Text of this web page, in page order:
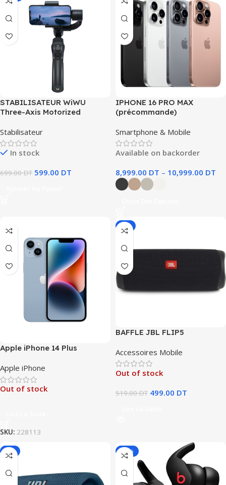
STABILISATEUR WiWU
Three-Axis Motorized
Stabilisateur
In stock
699.00DT 599.00 DT
IPHONE 16 PRO MAX
(précommande)
Smartphone & Mobile
Available on backorder
8,999.00 DT – 10,999.00 DT
Apple iPhone 14 Plus
Apple iPhone
Out of stock
SKU: 228113
-4%
BAFFLE JBL FLIP5
Accessoires Mobile
Out of stock
519.00DT 499.00 DT
-4% -31%